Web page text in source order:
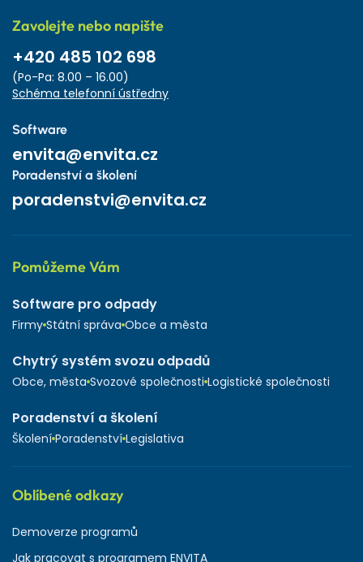
Zavolejte nebo napište
+420 485 102 698
(Po-Pa: 8.00 – 16.00)
Schéma telefonní ústředny
Software
envita@envita.cz
Poradenství a školení
poradenstvi@envita.cz
Pomůžeme Vám
Software pro odpady
Firmy Státní správa Obce a města
Chytrý systém svozu odpadů
Obce, města Svozové společnosti Logistické společnosti
Poradenství a školení
Školení Poradenství Legislativa
Oblíbené odkazy
Demoverze programů
Jak pracovat s programem ENVITA